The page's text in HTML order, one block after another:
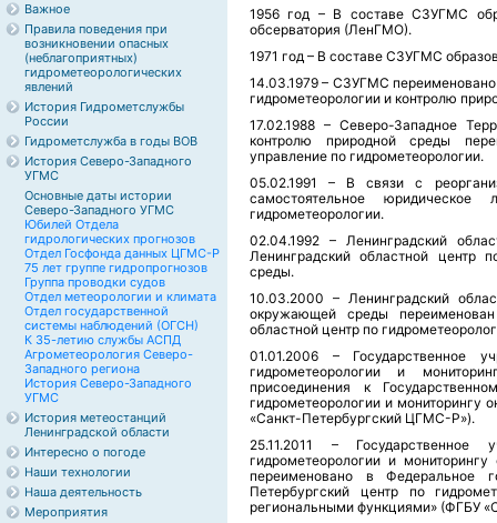
Важное
Правила поведения при
возникновении опасных
(неблагоприятных)
гидрометеорологических
явлений
История Гидрометслужбы
России
Гидрометслужба в годы ВОВ
История Северо-Западного
УГМС
Основные даты истории
Северо-Западного УГМС
Юбилей Отдела
гидрологических прогнозов
Отдел Госфонда данных ЦГМС-Р
75 лет группе гидропрогнозов
Группа проводки судов
Отдел метеорологии и климата
Отдел государственной
системы наблюдений (ОГСН)
К 35-летию службы АСПД
Агрометеорология Северо-
Западного региона
История Северо-Западного
УГМС
История метеостанций
Ленинградской области
Интересно о погоде
Наши технологии
Наша деятельность
Мероприятия
1956 год – В составе СЗУГМС
обсерватория (ЛенГМО).
1971 год – В составе СЗУГМС
14.03.1979 – СЗУГМС
гидрометеорологии и контролю
17.02.1988 – Северо-Западное
контролю природной среды
управление по гидрометеорологии.
05.02.1991 – В связи с
самостоятельное
гидрометеорологии.
02.04.1992 – Ленинградский
Ленинградский областной центр
среды.
10.03.2000 – Ленинградский
окружающей среды переименован
областной центр по
01.01.2006 – Государственное
гидрометеорологии и
присоединения к
гидрометеорологии и
«Санкт-Петербургский ЦГМС-Р»).
25.11.2011 –
гидрометеорологии и
переименовано в Федеральное
Петербургский центр по
региональными функциями» (ФГБУ